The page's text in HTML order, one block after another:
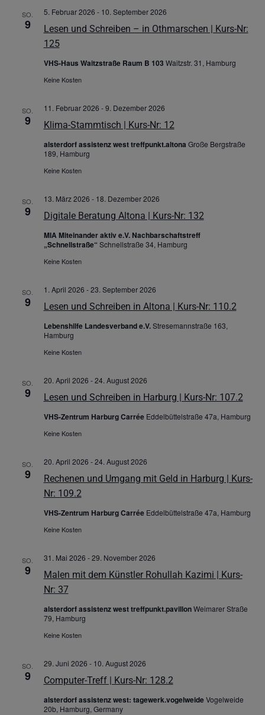
SO.
9
Lesen und Schreiben – in Othmarschen | Kurs-Nr:
125
5. Februar 2026 - 10. September 2026
VHS-Haus Waitzstraße Raum B 103 Waitzstr. 31, Hamburg
Keine Kosten
SO.
9 Klima-Stammtisch | Kurs-Nr: 12
11. Februar 2026 -9. Dezember 2026
alsterdorf assistenz west treffpunkt.altona Große Bergstraße
189, Hamburg
Keine Kosten
SO.
9 Digitale Beratung Altona | Kurs-Nr: 132
13. März 2026 - 18. Dezember 2026
MIA Miteinander aktiv e.V. Nachbarschaftstreff
„Schnellstraße“ Schnellstraße 34, Hamburg
Keine Kosten
SO.
9 Lesen und Schreiben in Altona | Kurs-Nr: 110.2
1. April 2026 -23. September 2026
Lebenshilfe Landesverband e.V.Stresemannstraße 163,
Hamburg
Keine Kosten
SO.
9 Lesen und Schreiben in Harburg | Kurs-Nr: 107.2
20. April 2026 -24. August 2026
VHS-Zentrum Harburg Carrée Eddelbüttelstraße 47a, Hamburg
Keine Kosten
SO.
9
Rechenen und Umgang mit Geld in Harburg | Kurs-
Nr: 109.2
20. April 2026 -24. August 2026
VHS-Zentrum Harburg Carrée Eddelbüttelstraße 47a, Hamburg
Keine Kosten
SO.
9
Malen mit dem Künstler Rohullah Kazimi | Kurs-
Nr: 37
31. Mai 2026 -29. November 2026
alsterdorf assistenz west treffpunkt.pavillonWeimarer Straße
79, Hamburg
Keine Kosten
SO.
9 Computer-Treff | Kurs-Nr: 128.2
29. Juni 2026 - 10. August 2026
alsterdorf assistenz west: tagewerk.vogelweideVogelweide
20b, Hamburg, Germany